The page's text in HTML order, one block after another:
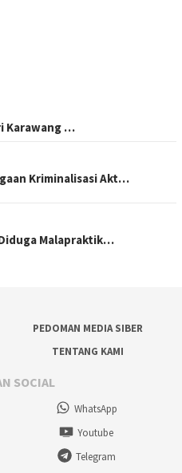
Karawang …
Kriminalisasi Akt…
Malapraktik…
PEDOMAN MEDIA SIBER
TENTANG KAMI
SOCIAL
WhatsApp
Youtube
Telegram